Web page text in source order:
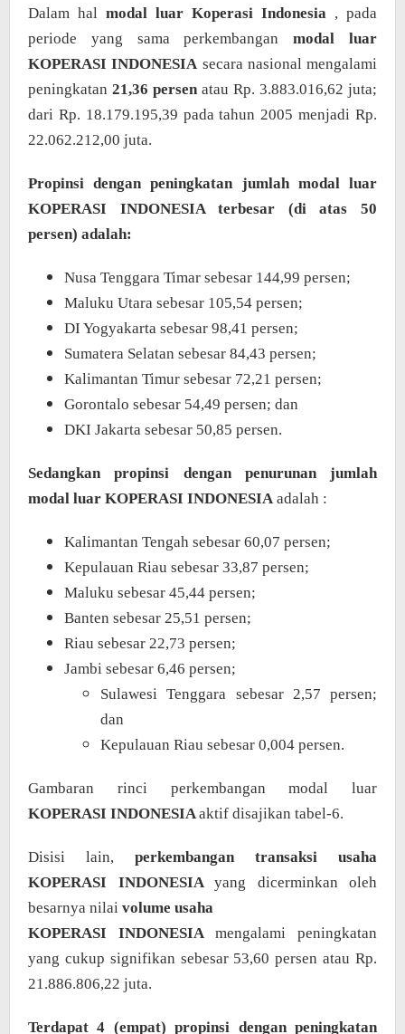
Dalam hal modal luar Koperasi Indonesia , pada
periode yang sama perkembanganmodal luar
KOPERASI INDONESIA secara nasional mengalami
peningkatan 21,36 persen atau Rp. 3.883.016,62 juta;
dari Rp. 18.179.195,39 pada tahun 2005 menjadi Rp.
22.062.212,00 juta.
Propinsi dengan peningkatan jumlah modal luar
KOPERASI INDONESIA terbesar (di atas 50
persen) adalah:
Nusa Tenggara Timar sebesar 144,99 persen;
Maluku Utara sebesar 105,54 persen;
DI Yogyakarta sebesar 98,41 persen;
Sumatera Selatan sebesar 84,43 persen;
Kalimantan Timur sebesar 72,21 persen;
Gorontalo sebesar 54,49 persen; dan
DKI Jakarta sebesar 50,85 persen.
Sedangkan propinsi dengan penurunan jumlah
modal luar KOPERASI INDONESIA adalah :
Kalimantan Tengah sebesar 60,07 persen;
Kepulauan Riau sebesar 33,87 persen;
Maluku sebesar 45,44 persen;
Banten sebesar 25,51 persen;
Riau sebesar 22,73 persen;
Jambi sebesar 6,46 persen;
Sulawesi Tenggara sebesar 2,57 persen;
dan
Kepulauan Riau sebesar 0,004 persen.
Gambaran rinci perkembangan modal luar
KOPERASI INDONESIA aktif disajikan tabel-6.
Disisi lain, perkembangan transaksi usaha
KOPERASI INDONESIA yang dicerminkan oleh
besarnya nilai volume usaha
KOPERASI INDONESIA mengalami peningkatan
yang cukup signifikan sebesar 53,60 persen atau Rp.
21.886.806,22 juta.
Terdapat 4 (empat) propinsi dengan peningkatan